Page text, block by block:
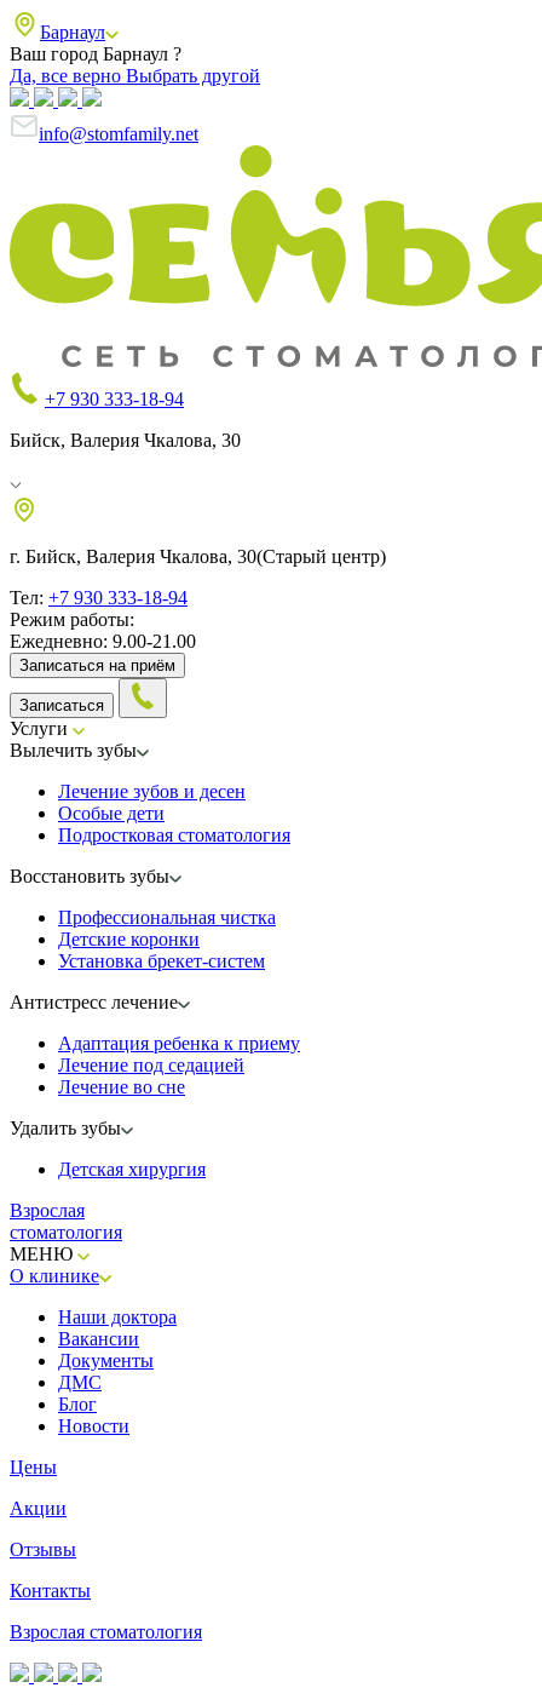
Барнаул
Ваш город Барнаул ?
Да, все верно Выбрать другой
info@stomfamily.net
+7 930 333-18-94
Бийск, Валерия Чкалова, 30
г. Бийск, Валерия Чкалова, 30(Старый центр)
Тел: +7 930 333-18-94
Режим работы:
Ежедневно: 9.00-21.00
Записаться на приём
Записаться
Услуги
Вылечить зубы
Лечение зубов и десен
Особые дети
Подростковая стоматология
Восстановить зубы
Профессиональная чистка
Детские коронки
Установка брекет-систем
Антистресс лечение
Адаптация ребенка к приему
Лечение под седацией
Лечение во сне
Удалить зубы
Детская хирургия
Взрослая
стоматология
МЕНЮ
О клинике
Наши доктора
Вакансии
Документы
ДМС
Блог
Новости
Цены
Акции
Отзывы
Контакты
Взрослая стоматология